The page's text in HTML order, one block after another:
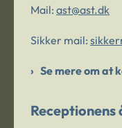
Mail: ast@ast.dk
Sikker mail:
Se mere om at